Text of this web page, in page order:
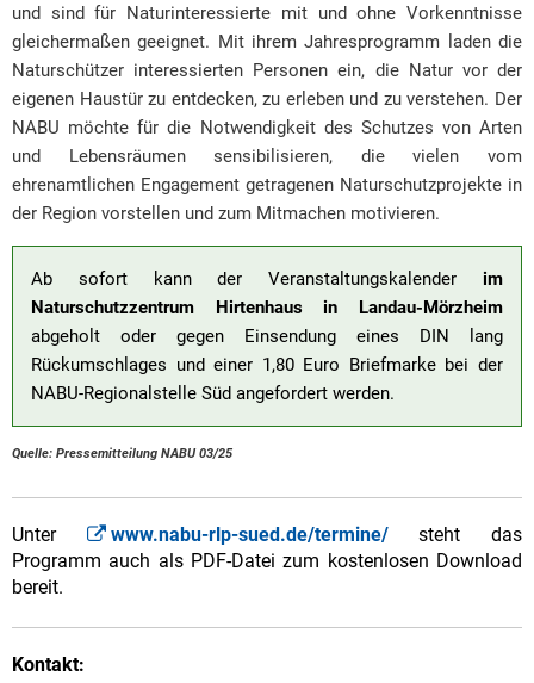
und sind für Naturinteressierte mit und ohne Vorkenntnisse
gleichermaßen geeignet. Mit ihrem Jahresprogramm laden die
Naturschützer interessierten Personen ein, die Natur vor der
eigenen Haustür zu entdecken, zu erleben und zu verstehen. Der
NABU möchte für die Notwendigkeit des Schutzes von Arten
und Lebensräumen sensibilisieren, die vielen vom
ehrenamtlichen Engagement getragenen Naturschutzprojekte in
der Region vorstellen und zum Mitmachen motivieren.
Ab sofort kann der Veranstaltungskalender im
Naturschutzzentrum Hirtenhaus in Landau-Mörzheim
abgeholt oder gegen Einsendung eines DIN lang
Rückumschlages und einer 1,80 Euro Briefmarke bei der
NABU-Regionalstelle Süd angefordert werden.
Quelle: Pressemitteilung NABU 03/25
Unter www.nabu-rlp-sued.de/termine/steht das
Programm auch als PDF-Datei zum kostenlosen Download
bereit.
Kontakt: